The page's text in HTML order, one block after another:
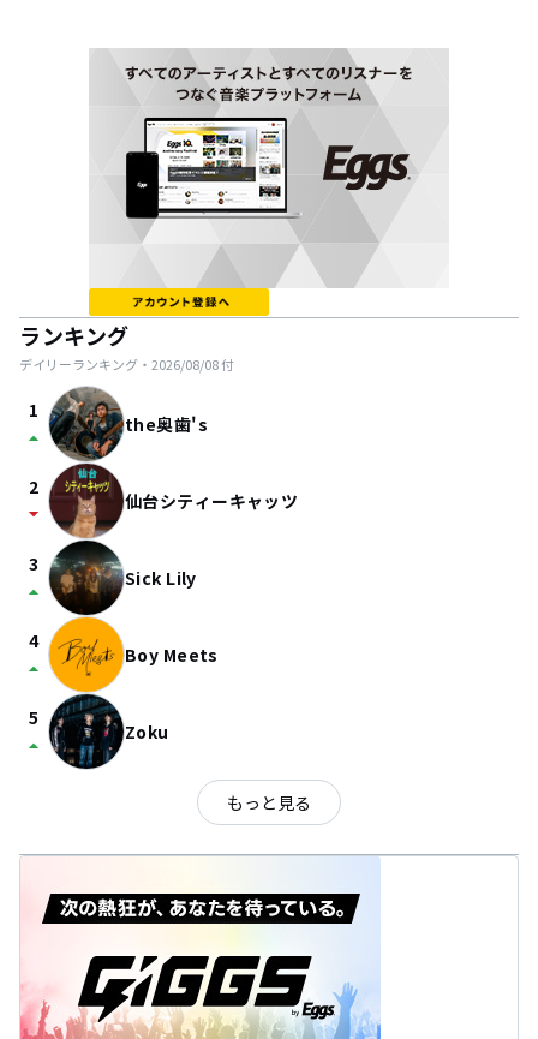
ランキング
デイリーランキング・ 2026/08/08付
1
arrow_drop_up the奥歯's
2
arrow_drop_down 仙台シティーキャッツ
3
arrow_drop_up Sick Lily
4
arrow_drop_up Boy Meets
5
arrow_drop_up Zoku
もっと見る